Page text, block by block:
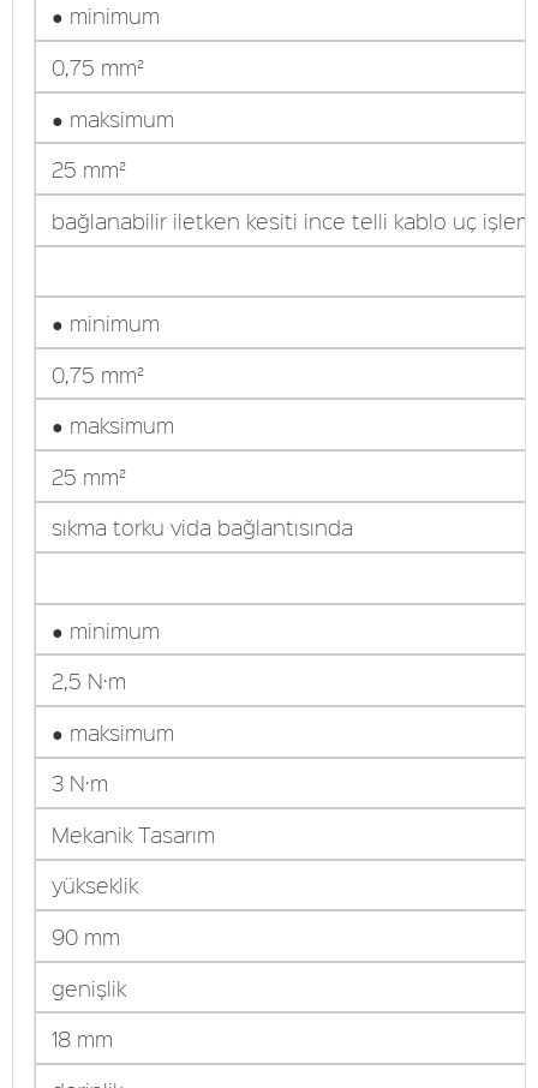
● minimum
0,75 mm²
● maksimum
25 mm²
bağlanabilir iletken kesiti ince telli kablo uç
● minimum
0,75 mm²
● maksimum
25 mm²
sıkma torku vida bağlantısında
● minimum
2,5 N·m
● maksimum
3 N·m
Mekanik Tasarım
yükseklik
90 mm
genişlik
18 mm